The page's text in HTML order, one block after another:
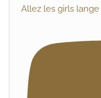
Allez les girls